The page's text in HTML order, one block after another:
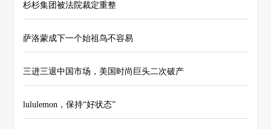
杉杉集团被法院裁定重整
萨洛蒙成下一个始祖鸟不容易
三进三退中国市场，美国时尚巨头二次破产
lululemon，保持“好状态”